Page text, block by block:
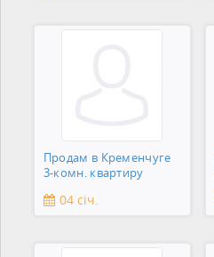
Продам в Кременчуге
3-комн. квартиру
04 січ.